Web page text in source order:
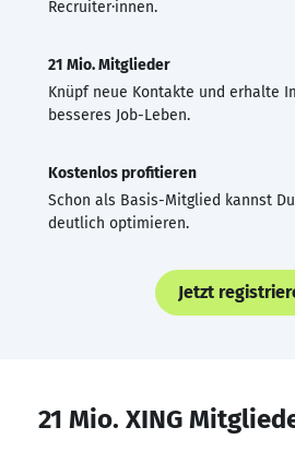
Recruiter·innen.
21 Mio. Mitglieder
Knüpf neue Kontakte und erhalte
besseres Job-Leben.
Kostenlos profitieren
Schon als Basis-Mitglied kannst
deutlich optimieren.
Jetzt
21 Mio. XING